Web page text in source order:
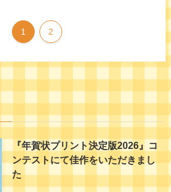
1 2
『年賀状プリント決定版2026』コ
ンテストにて佳作をいただきまし
た